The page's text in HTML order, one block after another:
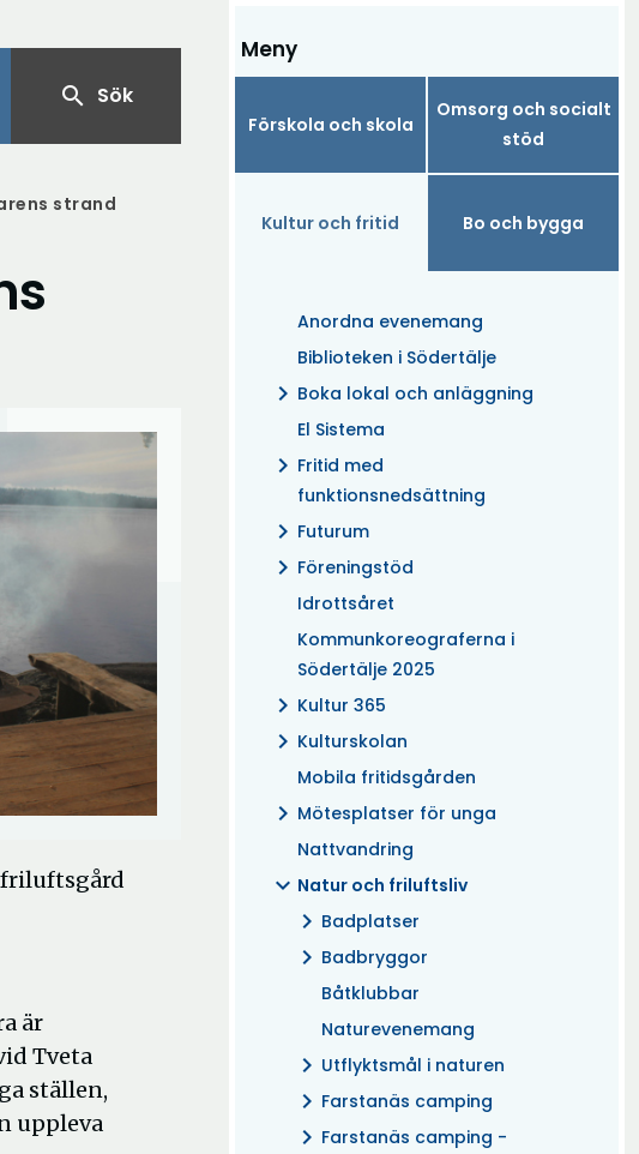
search Sök
Meny
Förskola och skola
Omsorg och socialt
stöd
Kultur och fritid Bo och bygga
Anordna evenemang
Biblioteken i Södertälje
chevron_right Boka lokal och anläggning
El Sistema
chevron_right Fritid med
funktionsnedsättning
chevron_right Futurum
chevron_right Föreningstöd
Idrottsåret
Kommunkoreograferna i
Södertälje 2025
chevron_right Kultur 365
chevron_right Kulturskolan
Mobila fritidsgården
chevron_right Mötesplatser för unga
Nattvandring
expand_more Natur och friluftsliv
chevron_right Badplatser
chevron_right Badbryggor
Båtklubbar
Naturevenemang
chevron_right Utflyktsmål i naturen
chevron_right Farstanäs camping
chevron_right Farstanäs camping -
strand
friluftsgård
är
Tveta
ställen,
uppleva